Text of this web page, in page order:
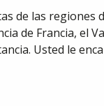
de las regiones
de Francia, el
Usted le